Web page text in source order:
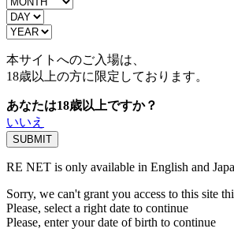
本サイトへのご入場は、
18歳以上の方に限定しております。
あなたは18歳以上ですか？
いいえ
RE NET is only available in English and
Sorry, we can't grant you access to this site
Please, select a right date to continue
Please, enter your date of birth to continue